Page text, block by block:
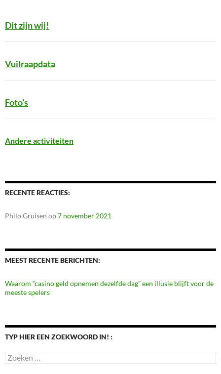
Dit zijn wij!
Vuilraapdata
Foto’s
Andere activiteiten
RECENTE REACTIES:
Philo Gruisen op7 november 2021
MEEST RECENTE BERICHTEN:
Waarom “casino geld opnemen dezelfde dag” een illusie blijft voor de
meeste spelers
TYP HIER EEN ZOEKWOORD IN! :
Zoeken
naar: